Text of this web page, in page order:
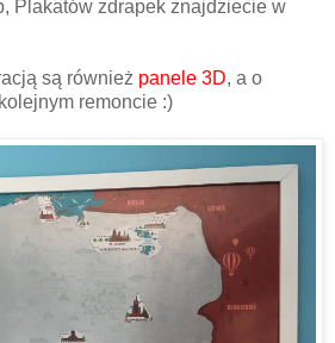
Plakatów zdrapek znajdziecie w
są również panele 3D, a o
remoncie :)